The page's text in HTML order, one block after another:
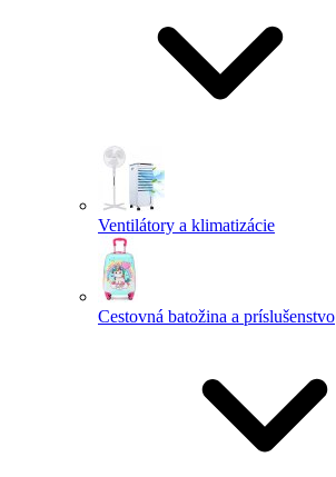
Ventilátory a klimatizácie
Cestovná batožina a príslušenstvo